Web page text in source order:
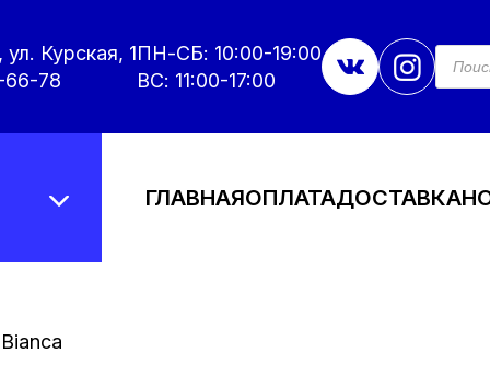
Курская, 1
66-78
ПН-СБ: 10:00-19:00
ВС: 11:00-17:00
ГЛАВНАЯОПЛАТАДОСТАВКА